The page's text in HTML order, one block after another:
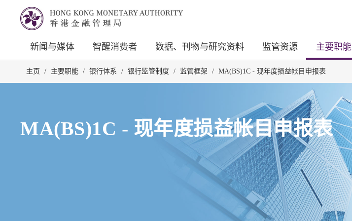
新闻与媒体 智醒消费者 数据、刊物与研究资料 监管资源 主要职能
主页 / 主要职能 / 银行体系 / 银行监管制度 / 监管框架 / MA(BS)1C - 现年度损益帐目申报表
MA(BS)1C - 现年度损益帐目申报表